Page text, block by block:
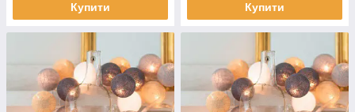
Купити Купити